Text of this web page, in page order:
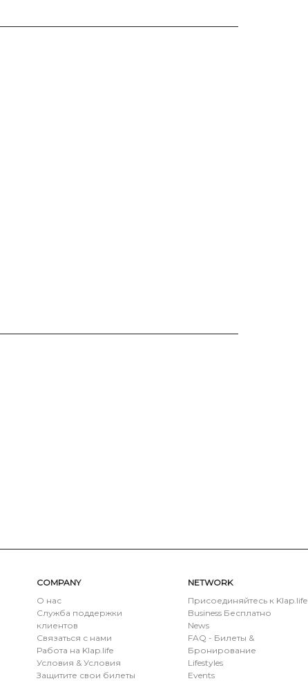
NETWORK
Присоединяйтесь к Klap.life
Business Бесплатно
News
FAQ - Билеты &
Бронирование
Lifestyles
Events
COMPANY
О нас
Служба поддержки
клиентов
Связаться с нами
Работа на Klap.life
Условия & Условия
Защитите свои билеты